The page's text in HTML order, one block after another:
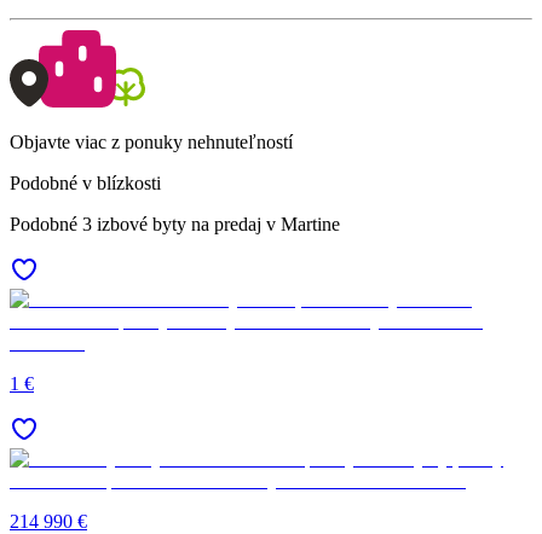
Objavte viac z ponuky nehnuteľností
Podobné v blízkosti
Podobné 3 izbové byty na predaj v Martine
1 €
214 990 €